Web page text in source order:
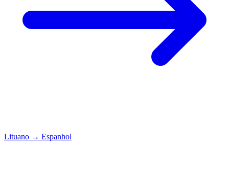
Lituano → Espanhol